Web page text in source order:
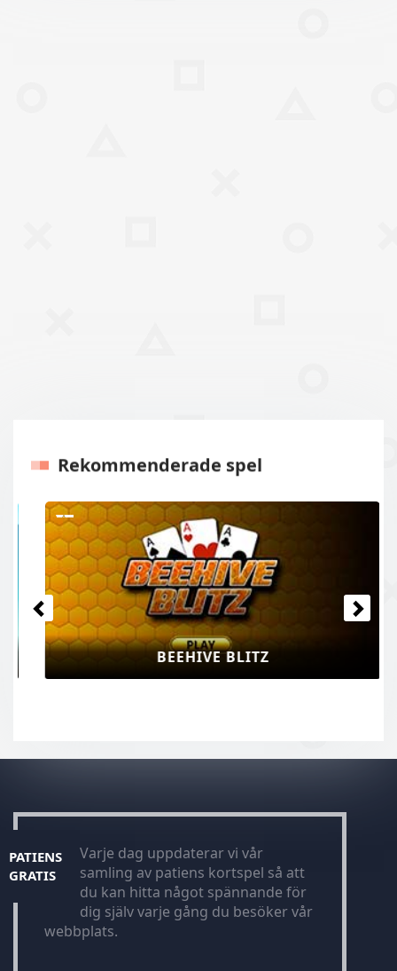
Rekommenderade spel
BEEHIVE BLITZ
Tidigare Nästa
PATIENS
GRATIS
Varje dag uppdaterar vi vår
samling av patiens kortspel så att
du kan hitta något spännande för
dig själv varje gång du besöker vår
webbplats.